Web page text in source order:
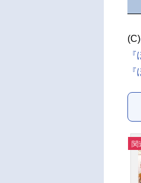
(C)
関